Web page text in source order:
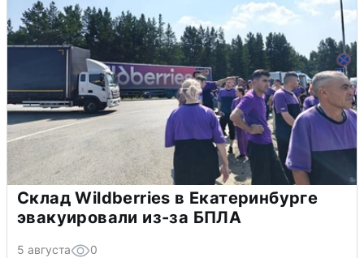
Склад Wildberries в Екатеринбурге
эвакуировали из-за БПЛА
5 августа 0